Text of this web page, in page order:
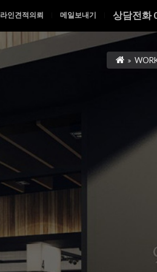
인견적의뢰 메일보내기 상담전화